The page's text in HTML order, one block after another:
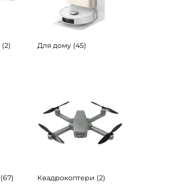
(2) Для дому (45)
(67) Квадрокоптери (2)